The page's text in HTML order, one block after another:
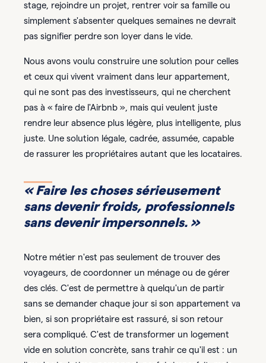
stage, rejoindre un projet, rentrer voir sa famille ou
simplement s'absenter quelques semaines ne devrait
pas signifier perdre son loyer dans le vide.
Nous avons voulu construire une solution pour celles
et ceux qui vivent vraiment dans leur appartement,
qui ne sont pas des investisseurs, qui ne cherchent
pas à « faire de l'Airbnb », mais qui veulent juste
rendre leur absence plus légère, plus intelligente, plus
juste. Une solution légale, cadrée, assumée, capable
de rassurer les propriétaires autant que les locataires.
«Faire les choses sérieusement
sans devenir froids, professionnels
sans devenir impersonnels. »
Notre métier n'est pas seulement de trouver des
voyageurs, de coordonner un ménage ou de gérer
des clés. C'est de permettre à quelqu'un de partir
sans se demander chaque jour si son appartement va
bien, si son propriétaire est rassuré, si son retour
sera compliqué. C'est de transformer un logement
vide en solution concrète, sans trahir ce qu'il est : un